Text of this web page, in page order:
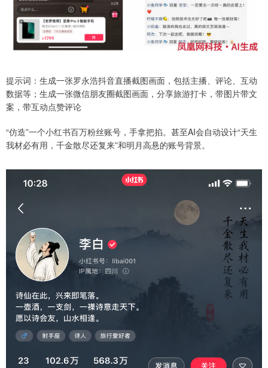
提示词：生成一张罗永浩抖音直播截图画面，包括主播、评论、互动
数据等；生成一张微信朋友圈截图画面，分享旅游打卡，带图片带文
案，带互动点赞评论
“仿造”一个小红书百万粉丝账号，手拿把掐。甚至AI会自动设计“天生
我材必有用，千金散尽还复来”和明月高悬的账号背景。